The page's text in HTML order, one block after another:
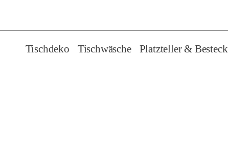
Tischdeko Tischwäsche Platzteller & Besteck